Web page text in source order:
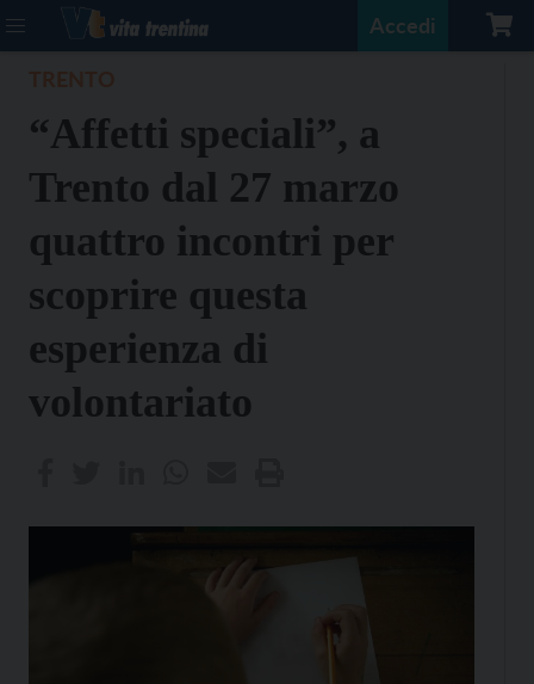
Accedi
“Affetti speciali”, a
Trento dal 27 marzo
quattro incontri per
scoprire questa
esperienza di
volontariato